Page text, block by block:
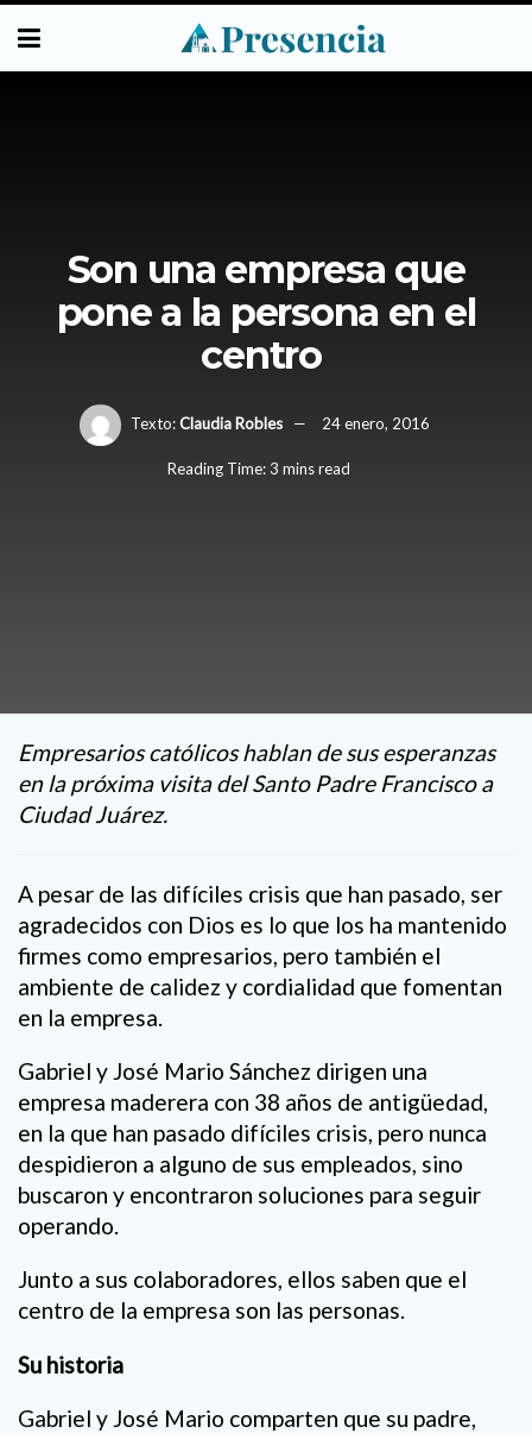
Son una empresa que
pone a la persona en el
centro
Texto:Claudia Robles 24 enero, 2016
Reading Time: 3 mins read
Empresarios católicos hablan de sus esperanzas
en la próxima visita del Santo Padre Francisco a
Ciudad Juárez.
A pesar de las difíciles crisis que han pasado, ser
agradecidos con Dios es lo que los ha mantenido
firmes como empresarios, pero también el
ambiente de calidez y cordialidad que fomentan
en la empresa.
Gabriel y José Mario Sánchez dirigen una
empresa maderera con 38 años de antigüedad,
en la que han pasado difíciles crisis, pero nunca
despidieron a alguno de sus empleados, sino
buscaron y encontraron soluciones para seguir
operando.
Junto a sus colaboradores, ellos saben que el
centro de la empresa son las personas.
Su historia
Gabriel y José Mario comparten que su padre,